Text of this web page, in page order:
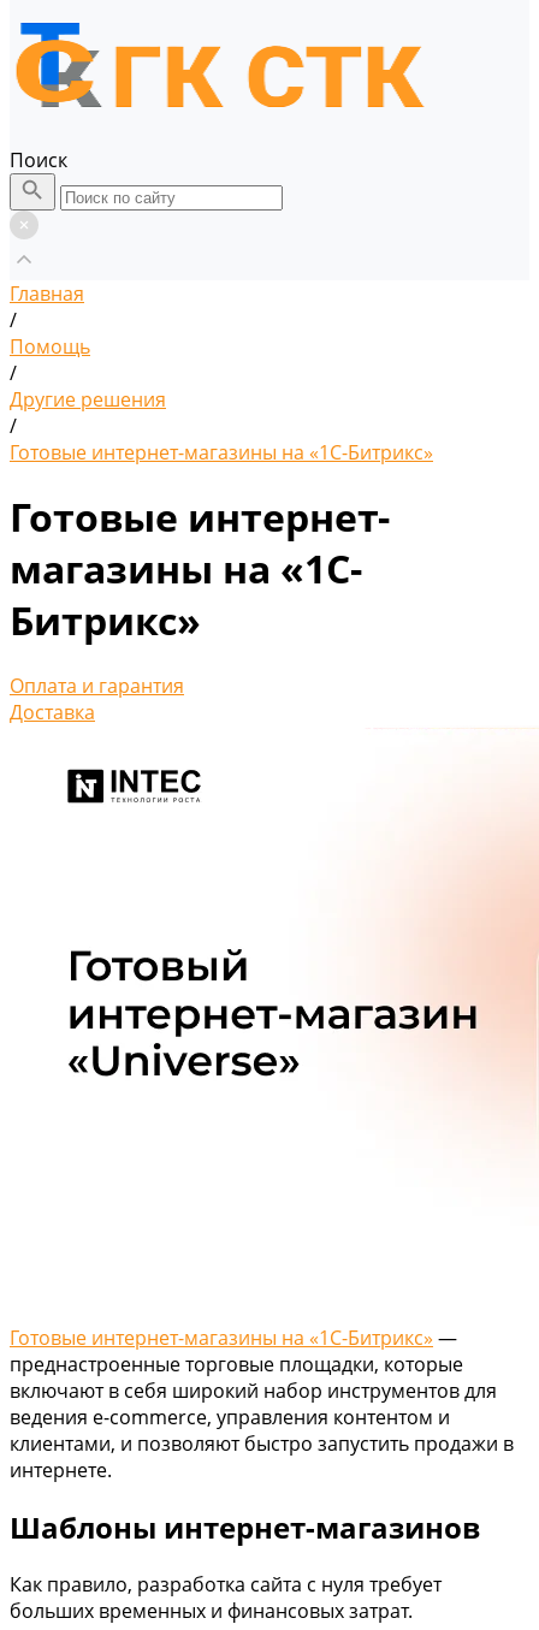
Поиск
Главная
/
Помощь
/
Другие решения
/
Готовые интернет-магазины на «1С-Битрикс»
Готовые интернет-
магазины на «1С-
Битрикс»
Оплата и гарантия
Доставка
Готовые интернет-магазины на «1С-Битрикс» —
преднастроенные торговые площадки, которые
включают в себя широкий набор инструментов для
ведения e-commerce, управления контентом и
клиентами, и позволяют быстро запустить продажи в
интернете.
Шаблоны интернет-магазинов
Как правило, разработка сайта с нуля требует
больших временных и финансовых затрат.